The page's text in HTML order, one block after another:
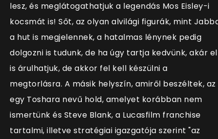
lesz, és meglátogathatjuk a legendás Mos Eisley-i
kocsmát is! Sőt, az olyan alvilági figurák, mint
a hut is megjelennek, a hatalmas lénynek pedig
dolgozni is tudunk, de ha úgy tartja kedvünk, akár el
is árulhatjuk, de akkor fel kell készülni a
megtorlásra. A másik helyszín, amiről beszéltek, az
egy Toshara nevű hold, amelyet korábban nem
ismertünk és Steve Blank, a Lucasfilm franchise
tartalmi, illetve stratégiai igazgatója szerint "az